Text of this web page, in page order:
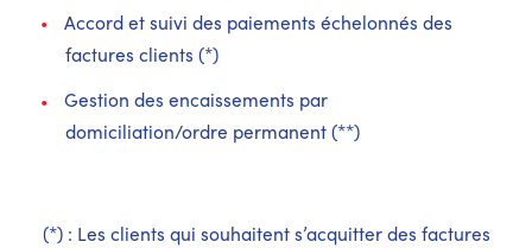
Accord et suivi des paiements échelonnés des
factures clients (*)
Gestion des encaissements par
domiciliation/ordre permanent (**)
(*) : Les clients qui souhaitent s’acquitter des factures